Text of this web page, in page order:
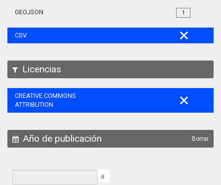
1
GEOJSON
CSV
Licencias
CREATIVE COMMONS
ATTRIBUTION
Año de publicación Borrar
a